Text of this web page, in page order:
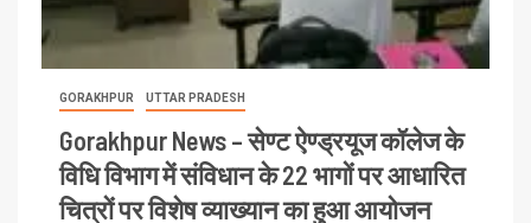
GORAKHPUR UTTAR PRADESH
Gorakhpur News – सेण्ट ऐण्ड्रयूज कॉलेज के
विधि विभाग में संविधान के 22 भागों पर आधारित
चित्रों पर विशेष व्याख्यान का हुआ आयोजन